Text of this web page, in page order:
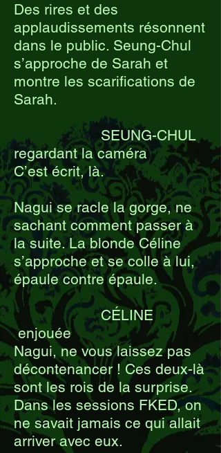
Des rires et des
applaudissements résonnent
dans le public. Seung-Chul
s’approche de Sarah et
montre les scarifications de
Sarah.
SEUNG-CHUL
regardant la caméra
C’est écrit, là.
Nagui se racle la gorge, ne
sachant comment passer à
la suite. La blonde Céline
s’approche et se colle à lui,
épaule contre épaule.
CÉLINE
enjouée
Nagui, ne vous laissez pas
décontenancer ! Ces deux-là
sont les rois de la surprise.
Dans les sessions FKED, on
ne savait jamais ce qui allait
arriver avec eux.